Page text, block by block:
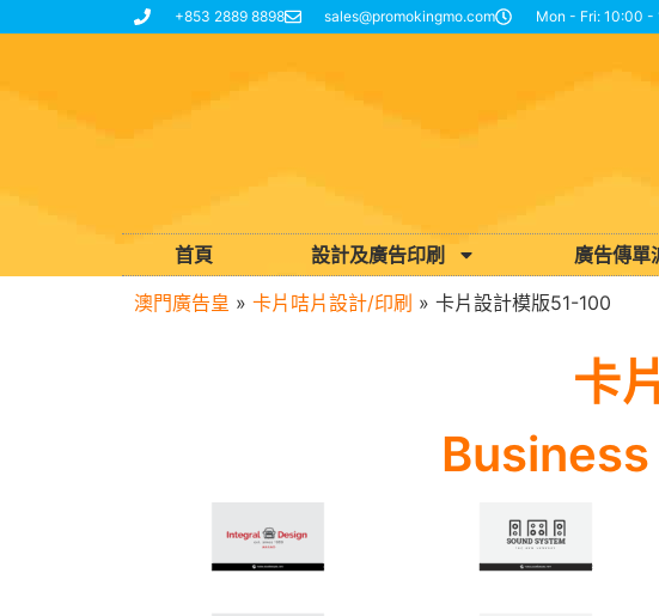
+853 2889 8898 sales@promokingmo.com Mon - Fri:
首頁 設計及廣告印刷 廣告傳單
澳門廣告皇 » 卡片咭片設計/印刷 » 卡片設計模版51-100
卡